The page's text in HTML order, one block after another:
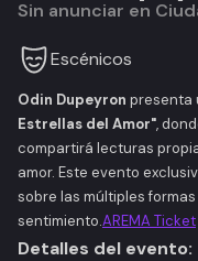
Sin anunciar en
Escénicos
Odin Dupeyron presenta
Estrellas del Amor",
compartirá lecturas
amor. Este evento
sobre las múltiples
sentimiento.​AREMA Ticket
Detalles del evento: